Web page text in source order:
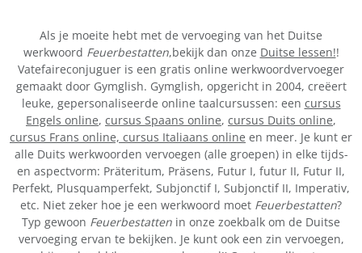
Als je moeite hebt met de vervoeging van het Duitse
werkwoord Feuerbestatten,bekijk dan onze Duitse lessen!!
Vatefaireconjuguer is een gratis online werkwoordvervoeger
gemaakt door Gymglish. Gymglish, opgericht in 2004, creëert
leuke, gepersonaliseerde online taalcursussen: een cursus
Engels online, cursus Spaans online, cursus Duits online,
cursus Frans online, cursus Italiaans online en meer. Je kunt er
alle Duits werkwoorden vervoegen (alle groepen) in elke tijds-
en aspectvorm: Präteritum, Präsens, Futur I, futur II, Futur II,
Perfekt, Plusquamperfekt, Subjonctif I, Subjonctif II, Imperativ,
etc. Niet zeker hoe je een werkwoord moet Feuerbestatten?
Typ gewoon Feuerbestatten in onze zoekbalk om de Duitse
vervoeging ervan te bekijken. Je kunt ook een zin vervoegen,